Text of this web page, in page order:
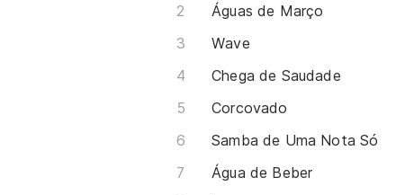
Águas de Março
Wave
Chega de Saudade
Corcovado
Samba de Uma Nota Só
Água de Beber